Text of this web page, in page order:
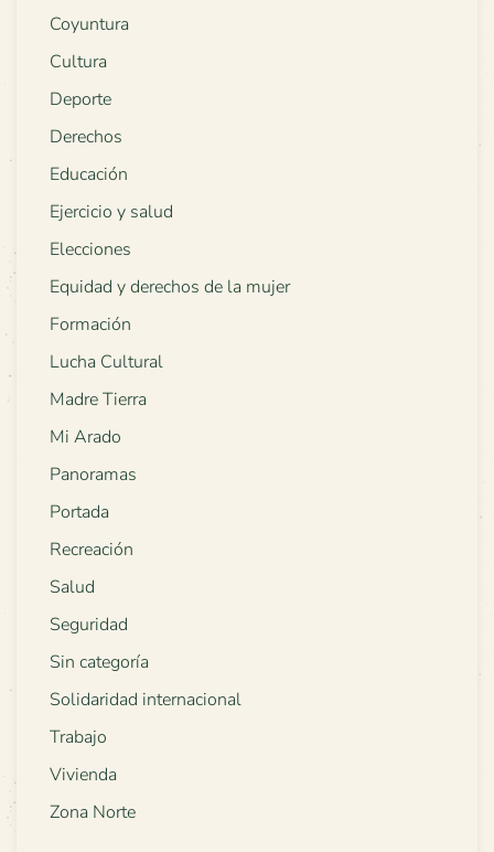
Coyuntura
Cultura
Deporte
Derechos
Educación
Ejercicio y salud
Elecciones
Equidad y derechos de la mujer
Formación
Lucha Cultural
Madre Tierra
Mi Arado
Panoramas
Portada
Recreación
Salud
Seguridad
Sin categoría
Solidaridad internacional
Trabajo
Vivienda
Zona Norte